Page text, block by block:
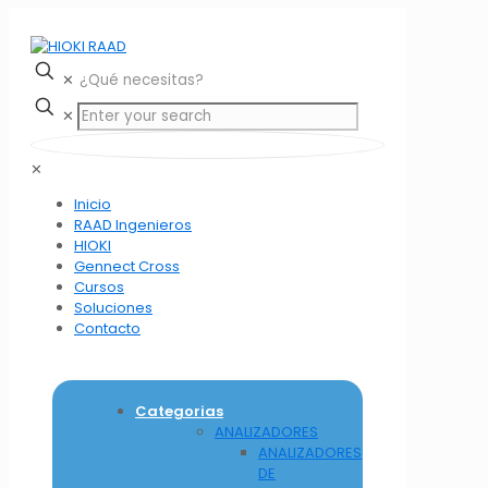
✕
✕
✕
Inicio
RAAD Ingenieros
HIOKI
Gennect Cross
Cursos
Soluciones
Contacto
Categorias
ANALIZADORES
ANALIZADORES
DE